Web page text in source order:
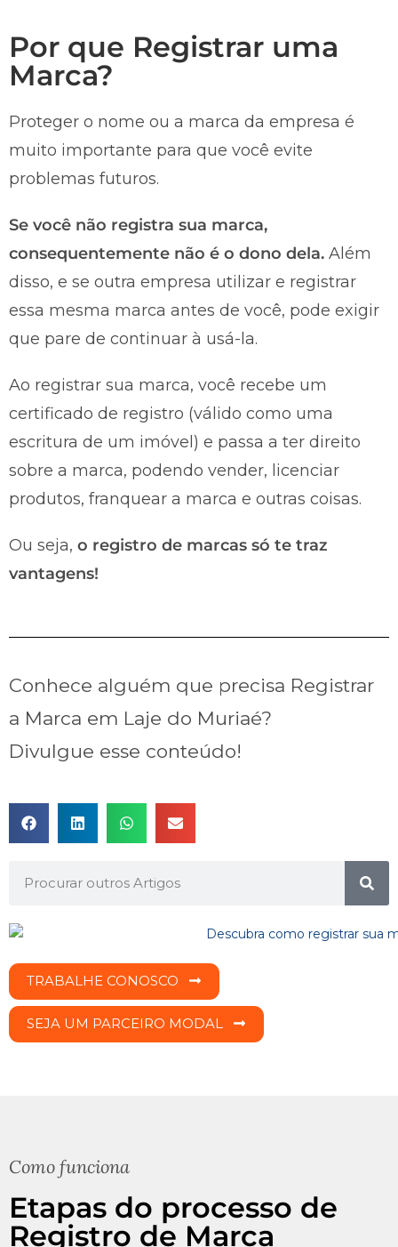
Por que Registrar uma
Marca?
Proteger o nome ou a marca da empresa é
muito importante para que você evite
problemas futuros.
Se você não registra sua marca,
consequentemente não é o dono dela. Além
disso, e se outra empresa utilizar e registrar
essa mesma marca antes de você, pode exigir
que pare de continuar à usá-la.
Ao registrar sua marca, você recebe um
certificado de registro (válido como uma
escritura de um imóvel) e passa a ter direito
sobre a marca, podendo vender, licenciar
produtos, franquear a marca e outras coisas.
Ou seja, o registro de marcas só te traz
vantagens!
Conhece alguém que precisa Registrar
a Marca em Laje do Muriaé?
Divulgue esse conteúdo!
TRABALHE CONOSCO
SEJA UM PARCEIRO MODAL
Como funciona
Etapas do processo de
Registro de Marca